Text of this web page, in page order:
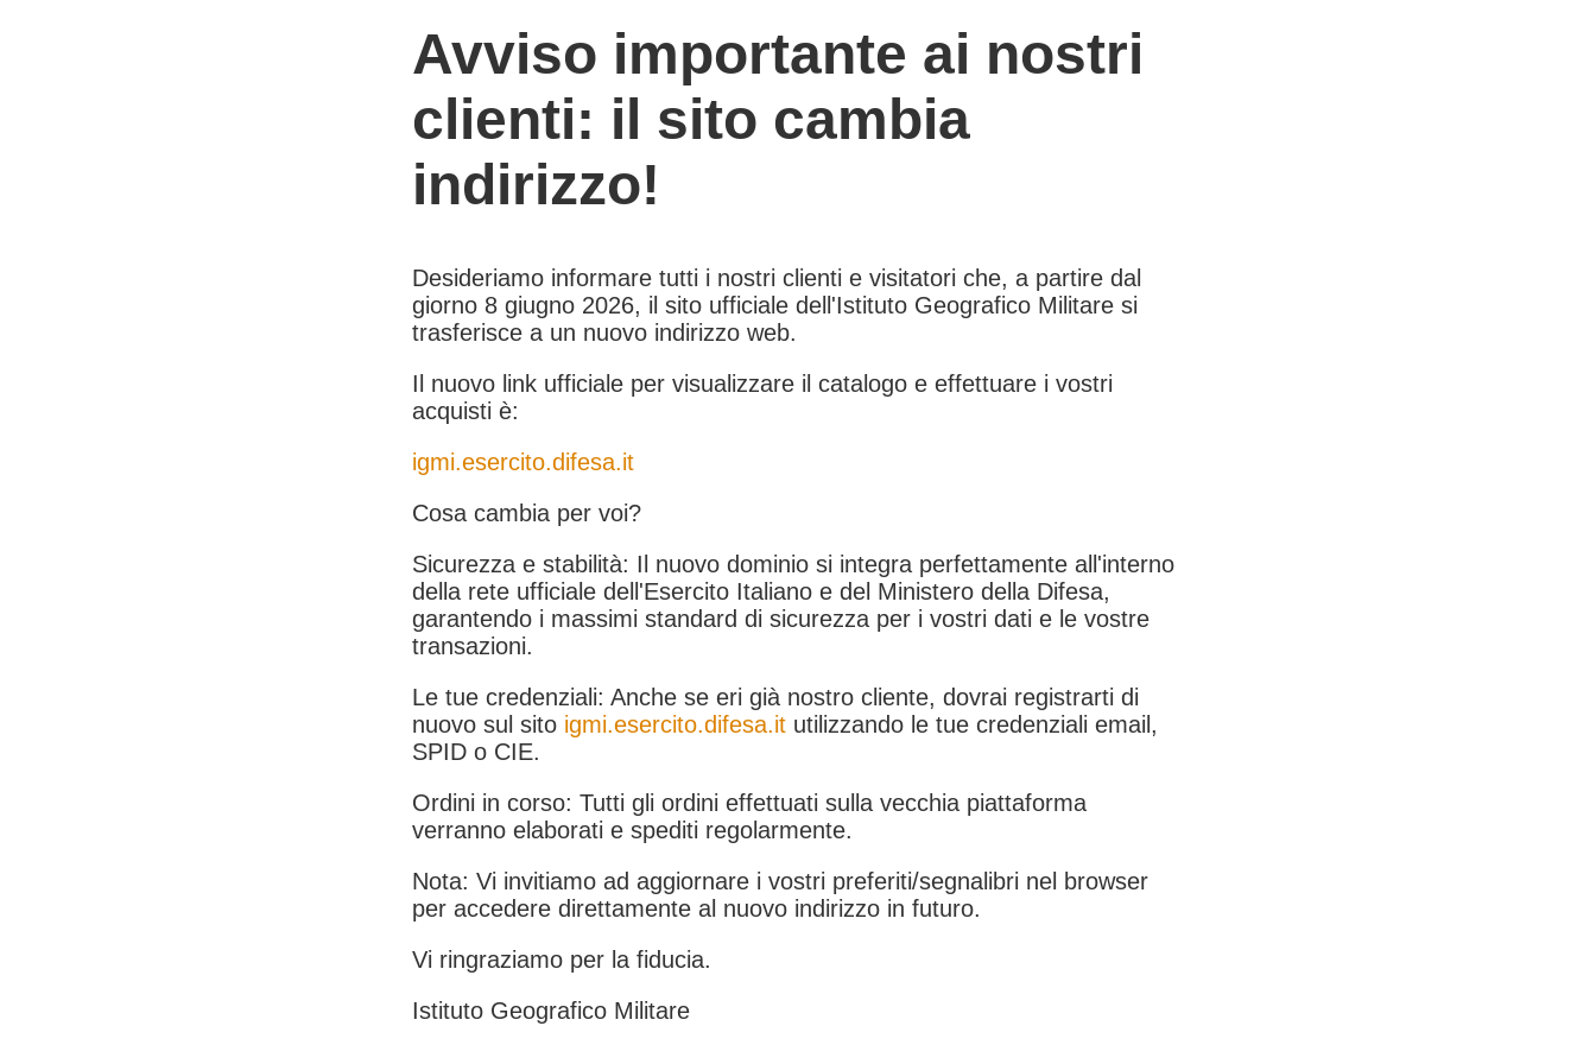
Avviso importante ai nostri
clienti: il sito cambia
indirizzo!
Desideriamo informare tutti i nostri clienti e visitatori che, a partire dal
giorno 8 giugno 2026, il sito ufficiale dell'Istituto Geografico Militare si
trasferisce a un nuovo indirizzo web.
Il nuovo link ufficiale per visualizzare il catalogo e effettuare i vostri
acquisti è:
igmi.esercito.difesa.it
Cosa cambia per voi?
Sicurezza e stabilità: Il nuovo dominio si integra perfettamente all'interno
della rete ufficiale dell'Esercito Italiano e del Ministero della Difesa,
garantendo i massimi standard di sicurezza per i vostri dati e le vostre
transazioni.
Le tue credenziali: Anche se eri già nostro cliente, dovrai registrarti di
nuovo sul sito igmi.esercito.difesa.it utilizzando le tue credenziali email,
SPID o CIE.
Ordini in corso: Tutti gli ordini effettuati sulla vecchia piattaforma
verranno elaborati e spediti regolarmente.
Nota: Vi invitiamo ad aggiornare i vostri preferiti/segnalibri nel browser
per accedere direttamente al nuovo indirizzo in futuro.
Vi ringraziamo per la fiducia.
Istituto Geografico Militare